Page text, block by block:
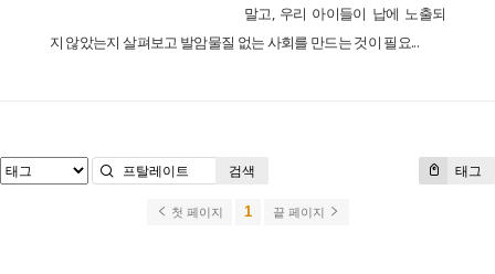
말고, 우리 아이들이 납에 노출되
지 않았는지 살펴보고 발암물질 없는 사회를 만드는 것이 필요...
태그
검색
첫 페이지 1 끝 페이지